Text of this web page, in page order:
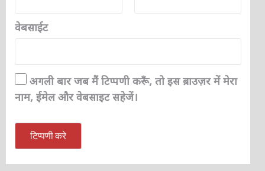
वेबसाईट
अगली बार जब मैं टिप्पणी करूँ, तो इस ब्राउज़र में मेरा
नाम, ईमेल और वेबसाइट सहेजें।